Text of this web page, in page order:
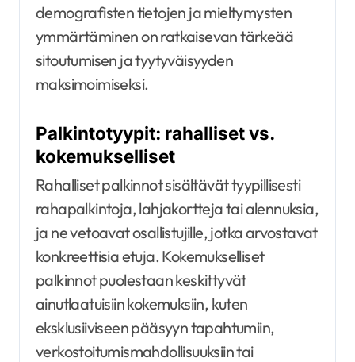
demografisten tietojen ja mieltymysten
ymmärtäminen on ratkaisevan tärkeää
sitoutumisen ja tyytyväisyyden
maksimoimiseksi.
Palkintotyypit: rahalliset vs.
kokemukselliset
Rahalliset palkinnot sisältävät tyypillisesti
rahapalkintoja, lahjakortteja tai alennuksia,
ja ne vetoavat osallistujille, jotka arvostavat
konkreettisia etuja. Kokemukselliset
palkinnot puolestaan keskittyvät
ainutlaatuisiin kokemuksiin, kuten
eksklusiiviseen pääsyyn tapahtumiin,
verkostoitumismahdollisuuksiin tai